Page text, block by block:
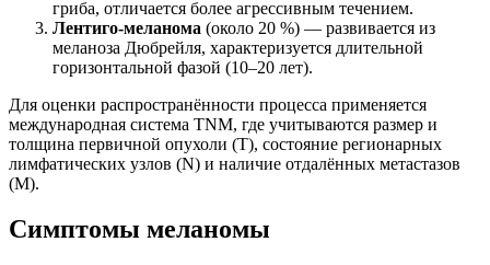
гриба, отличается более агрессивным течением.
Лентиго-меланома (около 20 %) — развивается из
меланоза Дюбрейля, характеризуется длительной
горизонтальной фазой (10–20 лет).
Для оценки распространённости процесса применяется
международная система TNM, где учитываются размер и
толщина первичной опухоли (T), состояние регионарных
лимфатических узлов (N) и наличие отдалённых метастазов
(M).
Симптомы меланомы